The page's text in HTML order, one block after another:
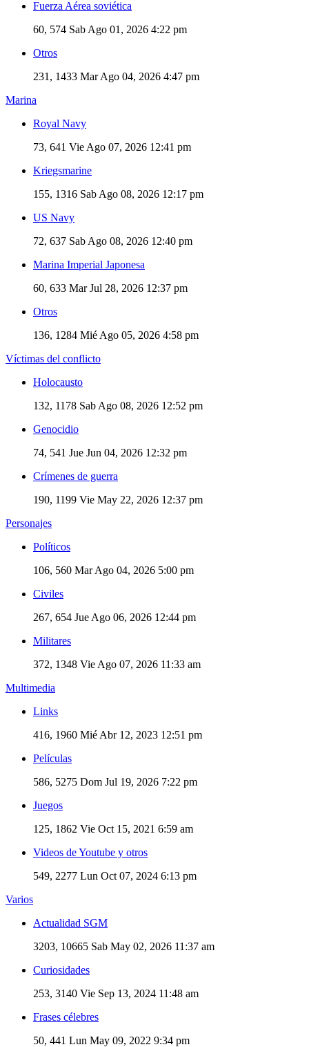
Fuerza Aérea soviética
60, 574 Sab Ago 01, 2026 4:22 pm
Otros
231, 1433 Mar Ago 04, 2026 4:47 pm
Marina
Royal Navy
73, 641 Vie Ago 07, 2026 12:41 pm
Kriegsmarine
155, 1316 Sab Ago 08, 2026 12:17 pm
US Navy
72, 637 Sab Ago 08, 2026 12:40 pm
Marina Imperial Japonesa
60, 633 Mar Jul 28, 2026 12:37 pm
Otros
136, 1284 Mié Ago 05, 2026 4:58 pm
Víctimas del conflicto
Holocausto
132, 1178 Sab Ago 08, 2026 12:52 pm
Genocidio
74, 541 Jue Jun 04, 2026 12:32 pm
Crímenes de guerra
190, 1199 Vie May 22, 2026 12:37 pm
Personajes
Políticos
106, 560 Mar Ago 04, 2026 5:00 pm
Civiles
267, 654 Jue Ago 06, 2026 12:44 pm
Militares
372, 1348 Vie Ago 07, 2026 11:33 am
Multimedia
Links
416, 1960 Mié Abr 12, 2023 12:51 pm
Películas
586, 5275 Dom Jul 19, 2026 7:22 pm
Juegos
125, 1862 Vie Oct 15, 2021 6:59 am
Videos de Youtube y otros
549, 2277 Lun Oct 07, 2024 6:13 pm
Varios
Actualidad SGM
3203, 10665 Sab May 02, 2026 11:37 am
Curiosidades
253, 3140 Vie Sep 13, 2024 11:48 am
Frases célebres
50, 441 Lun May 09, 2022 9:34 pm